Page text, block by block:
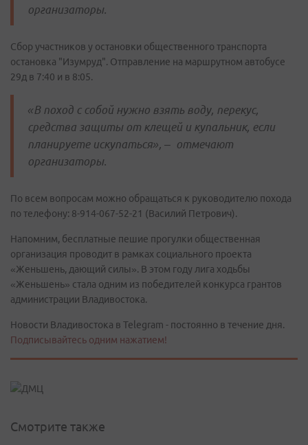
организаторы.
Сбор участников у остановки общественного транспорта
остановка "Изумруд". Отправление на маршрутном автобусе
29д в 7:40 и в 8:05.
«В поход с собой нужно взять воду, перекус,
средства защиты от клещей и купальник, если
планируете искупаться», – отмечают
организаторы.
По всем вопросам можно обращаться к руководителю похода
по телефону: 8-914-067-52-21 (Василий Петрович).
Напомним, бесплатные пешие прогулки общественная
организация проводит в рамках социального проекта
«Женьшень, дающий силы». В этом году лига ходьбы
«Женьшень» стала одним из победителей конкурса грантов
администрации Владивостока.
Новости Владивостока в Telegram - постоянно в течение дня.
Подписывайтесь одним нажатием!
Смотрите также